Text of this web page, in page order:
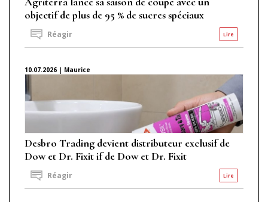
objectif de plus de 95 % de sucres spéciaux
Lire
Réagir
10.07.2026 | Maurice
Desbro Trading devient distributeur exclusif de
Dow et Dr. Fixit if de Dow et Dr. Fixit
Lire
Réagir